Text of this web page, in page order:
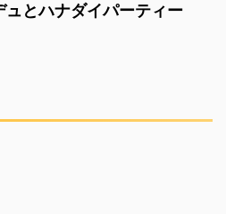
ュとハナダイパーティー